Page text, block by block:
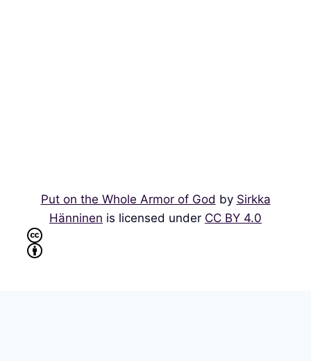
Put on the Whole Armor of God by Sirkka
Hänninen is licensed under CC BY 4.0